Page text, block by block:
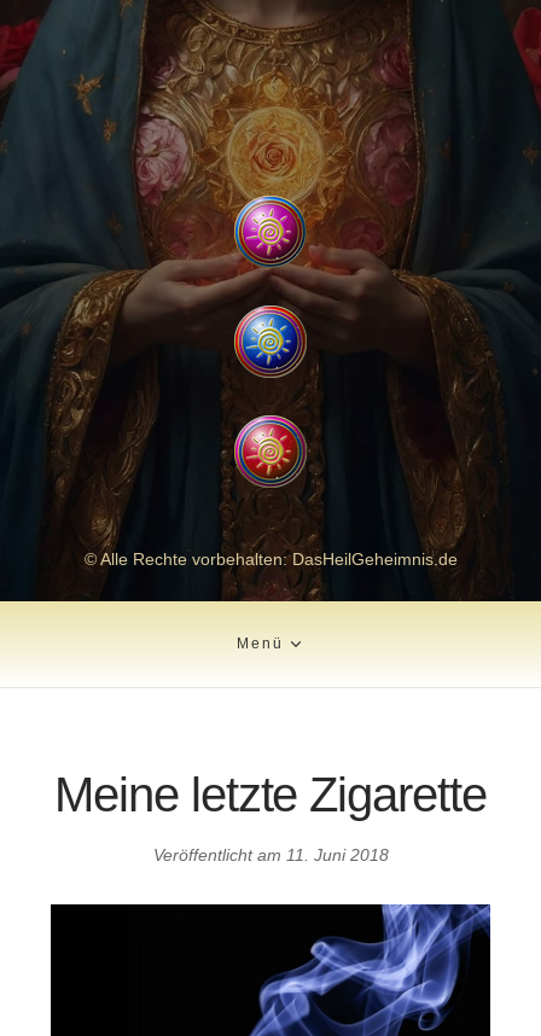
© Alle Rechte vorbehalten: DasHeilGeheimnis.de
Menü
Meine letzte Zigarette
Veröffentlicht am 11. Juni 2018